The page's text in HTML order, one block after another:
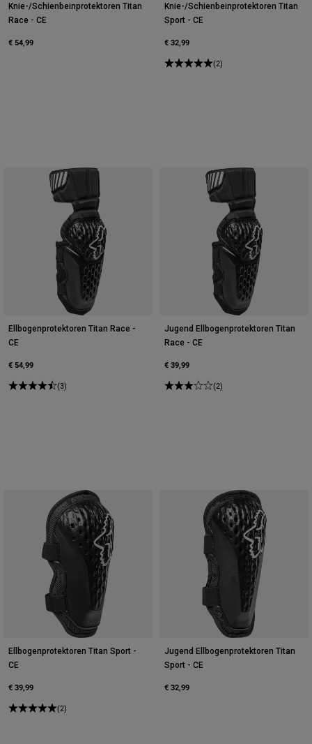
Knie-/Schienbeinprotektoren Titan
Race - CE
€ 54,99
Knie-/Schienbeinprotektoren Titan
Sport - CE
€ 32,99
(2)
Ellbogenprotektoren Titan Race -
CE
€ 54,99
(3)
Jugend Ellbogenprotektoren Titan
Race - CE
€ 39,99
(2)
Ellbogenprotektoren Titan Sport -
CE
€ 39,99
(2)
Jugend Ellbogenprotektoren Titan
Sport - CE
€ 32,99